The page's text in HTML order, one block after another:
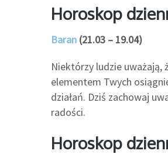
Horoskop
Baran (21.03 – 19.04)
Niektórzy ludzie uważają,
elementem Twych
działań. Dziś zachowaj
radości.
Horoskop